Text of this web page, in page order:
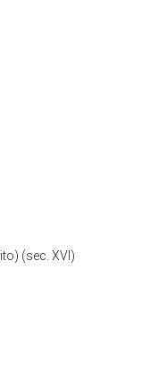
(sec. XVI)